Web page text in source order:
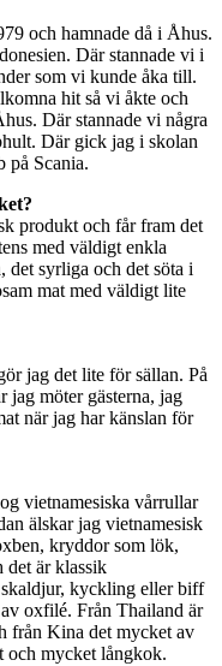
och hamnade då i Åhus.
Där stannade vi i
som vi kunde åka till.
hit så vi åkte och
Där stannade vi några
Där gick jag i skolan
på Scania.
produkt och får fram det
med väldigt enkla
det syrliga och det söta i
mat med väldigt lite
jag det lite för sällan. På
jag möter gästerna, jag
när jag har känslan för
vietnamesiska vårrullar
älskar jag vietnamesisk
kryddor som lök,
det är klassik
skaldjur, kyckling eller biff
oxfilé. Från Thailand är
från Kina det mycket av
och mycket långkok.